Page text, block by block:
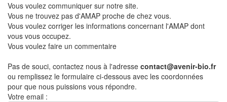
Vous voulez communiquer sur notre site.
Vous ne trouvez pas d'AMAP proche de chez vous.
Vous voulez corriger les informations concernant l'AMAP dont
vous vous occupez.
Vous voulez faire un commentaire
Pas de souci, contactez nous à l'adresse contact@avenir-bio.fr
ou remplissez le formulaire ci-dessous avec les coordonnées
pour que nous puissions vous répondre.
Votre email :